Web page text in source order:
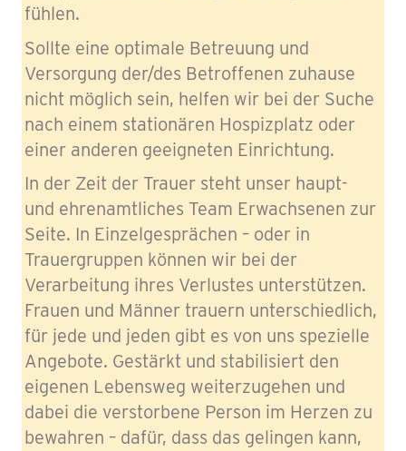
fühlen.
Sollte eine optimale Betreuung und
Versorgung der/des Betroffenen zuhause
nicht möglich sein, helfen wir bei der Suche
nach einem stationären Hospizplatz oder
einer anderen geeigneten Einrichtung.
In der Zeit der Trauer steht unser haupt-
und ehrenamtliches Team Erwachsenen zur
Seite. In Einzelgesprächen – oder in
Trauergruppen können wir bei der
Verarbeitung ihres Verlustes unterstützen.
Frauen und Männer trauern unterschiedlich,
für jede und jeden gibt es von uns spezielle
Angebote. Gestärkt und stabilisiert den
eigenen Lebensweg weiterzugehen und
dabei die verstorbene Person im Herzen zu
bewahren – dafür, dass das gelingen kann,